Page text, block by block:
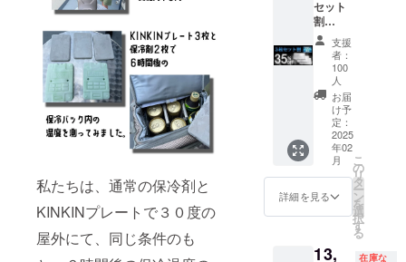
私たちは、通常の保冷剤と
KINKINプレートで３０度の
屋外にて、同じ条件のも
正常なコ
ミュニケー
ションを妨
げる行為が
確認された
場合は、対
応をお断り
させていた
だくことが
ございま
す。何卒ご
力をお願い
が届か
ない場
合は
キャン
プファ
イヤー
のメッ
セージ
よりご
連絡く
ださ
い。
遅れる
場合が
ござい
ます。
※商品代
を安く
する為
に工数
削減を
してお
り、出
荷連絡
は致し
ませ
ん。お
届け予
なって
配送処
理後、
早くて
１５
日、遅
くて４
５日程
お届け
までか
かりま
す。 ※
製造状
況によ
り出荷
時期が
場合が
入れて
お使い
くださ
い。
【配送
時期】
CAMPF
IREの仕
様上お
届け月
はクラ
ファン
になっ
ており
が、毎
6,000
円）× 2
枚
BBQ（
バーベ
キュー
）、ピ
クニッ
ク、ア
ウトド
ア、
キャン
ものの
お持ち
ラー
セット
割
35％OF
F】100
名限定
KINKIN
board3
枚 定価
18,000
→11,70
（税・
送料
board（
支援
者：
100
人
お届
け予
定：
2025
年02
月
詳細を見る
こ
の
リ
タ
ー
ン
を
選
択
す
る
13, 在庫な